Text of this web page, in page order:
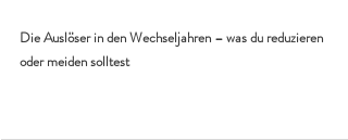
Die Auslöser in den Wechseljahren – was du reduzieren
oder meiden solltest